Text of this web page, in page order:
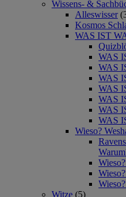
Wissens- &
Alleswisser
Kosmos
WAS IST
WAS
WAS
WAS
WAS
WAS
WAS
WAS
Wieso?
Witze (5)